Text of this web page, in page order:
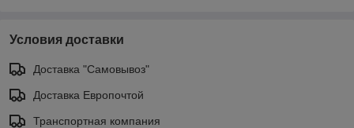
Условия доставки
Доставка "Самовывоз"
Доставка Европочтой
Транспортная компания